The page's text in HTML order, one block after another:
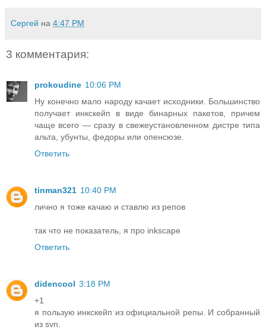
Сергей на 4:47 PM
3 комментария:
prokoudine 10:06 PM
Ну конечно мало народу качает исходники. Большинство
получает инкскейп в виде бинарных пакетов, причем
чаще всего — сразу в свежеустановленном дистре типа
альта, убунты, федоры или опенсюзе.
Ответить
tinman321 10:40 PM
лично я тоже качаю и ставлю из репов
так что не показатель, я про inkscape
Ответить
didencool 3:18 PM
+1
я пользую инкскейп из официальной репы. И собранный
из svn.